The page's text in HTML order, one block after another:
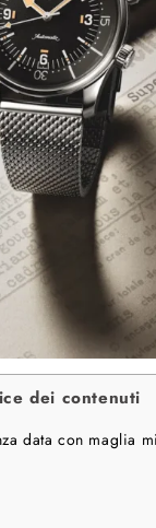
dei contenuti
data con maglia